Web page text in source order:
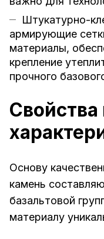
Штукатурно-
армирующие
материалы,
крепление
прочного
Свойства
Основу
камень
базальтовой
материалу